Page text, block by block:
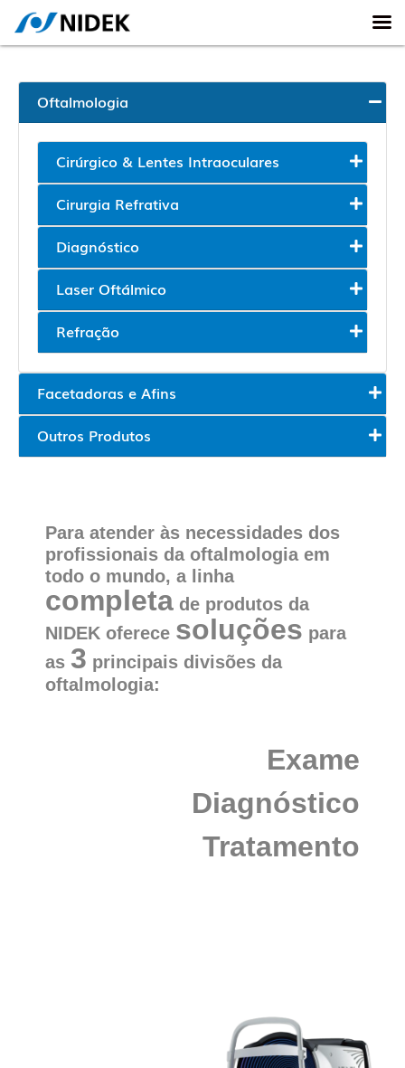
Oftalmologia
Cirúrgico & Lentes Intraoculares
Cirurgia Refrativa
Diagnóstico
Laser Oftálmico
Refração
Facetadoras e Afins
Outros Produtos
Para atender às necessidades dos
profissionais da oftalmologia em
todo o mundo, a linha
completa de produtos da
NIDEK oferece soluções para
as 3 principais divisões da
oftalmologia:
Exame
Diagnóstico
Tratamento